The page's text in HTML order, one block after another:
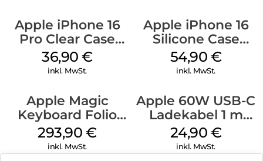
Apple iPhone 16
Pro Clear Case
MagSafe
Transparent
36,90€
inkl. MwSt.
Apple iPhone 16
Silicone Case
MagSafe Lake
Green
54,90 €
inkl. MwSt.
Apple Magic
Keyboard Folio
iPad 10.9″ (10.Gen.)
Weiß
293,90€
inkl. MwSt.
Apple 60W USB-C
Ladekabel 1 m
Weiß
24,90 €
inkl. MwSt.